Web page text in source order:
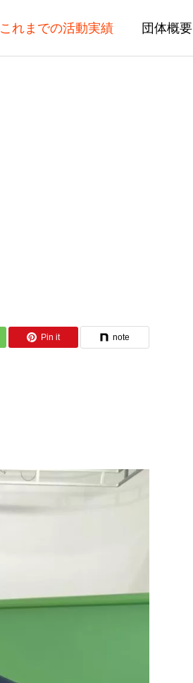
これまでの活動実績 団体概要
Pin it note